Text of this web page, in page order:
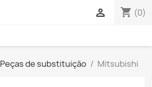
shopping_cart (0)

Peças de substituição Mitsubishi